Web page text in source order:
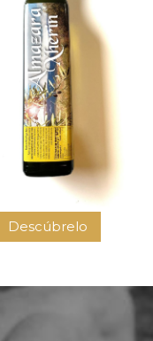
Descúbrelo